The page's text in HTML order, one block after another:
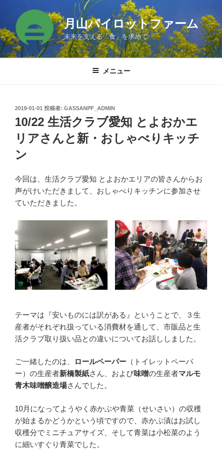
テ
ン
ツ
月山パイロットファーム
未来を支える「食」を求めて
メニュー
投
稿
日:
2019-01-01 投稿者: GASSANPF_ADMIN
10/22 生活クラブ愛知 とよおかエ
リアさんと新・おしゃべりキッチ
ン
今回は、生活クラブ愛知 とよおかエリアの皆さんからお
声がけいただきまして、おしゃべりキッチンに参加させ
ていただきました。
テーマは『安いものには訳がある』ということで、３生
産者がそれぞれ扱っている消費材を通して、市販品と生
活クラブ取り扱い品との違いについてお話ししました。
ご一緒したのは、 ロールペーパー （トイレットペーパ
ー）の生産者新橋製紙さん、および味噌の生産者マルモ
青木味噌醸造場さんでした。
10月になってようやく赤かぶや青菜（せいさい）の収穫
が始まるかどうかという頃ですので、赤かぶ漬はお試し
収穫分でミニチュアサイズ、そして青菜は小松菜のよう
に細いすぐり青菜でした。